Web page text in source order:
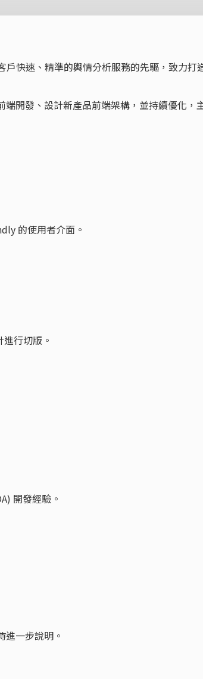
快速、精準的輿情分析服務的先驅，致力打
端開發、設計新產品前端架構，並持續優化，
的使用者介面。
行切版。
開發經驗。
一步說明。